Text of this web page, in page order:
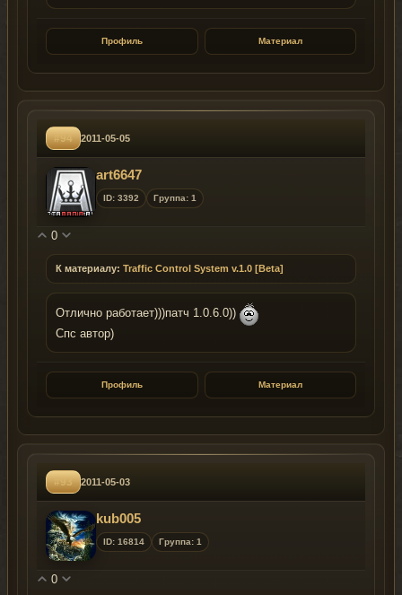
Профиль Материал
#94 2011-05-05
art6647
ID: 3392 Группа: 1
0
К материалу: Traffic Control System v.1.0 [Beta]
Отлично работает)))патч 1.0.6.0))
Спс автор)
Профиль Материал
#93 2011-05-03
kub005
ID: 16814 Группа: 1
0